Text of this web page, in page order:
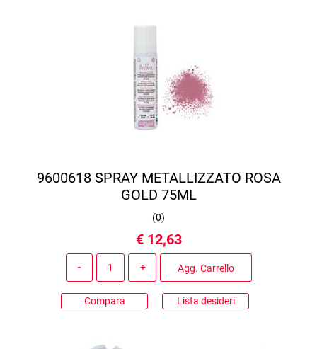
9600618 SPRAY METALLIZZATO ROSA
GOLD 75ML
(0)
€ 12,63
Agg. Carrello
Compara Lista desideri